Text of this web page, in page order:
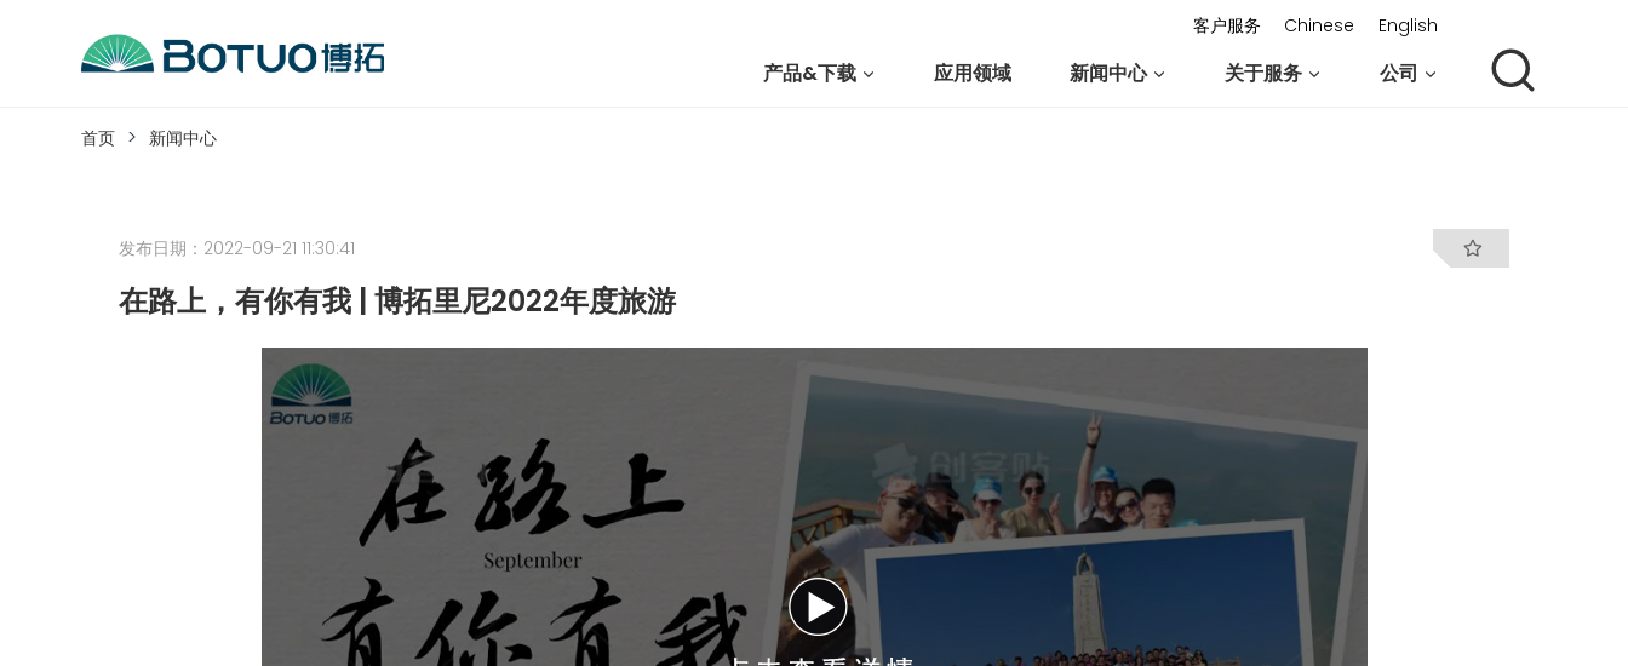
客户服务
如果您遇到任何疑问，可以通过以下方式联系我们
工作日热线电话：
0576-82338802
客户服务 Chinese English
产品&下载 应用领域 新闻中心 关于服务 公司
首页 新闻中心
发布日期：2022-09-21 11:30:41
在路上，有你有我 | 博拓里尼2022年度旅游